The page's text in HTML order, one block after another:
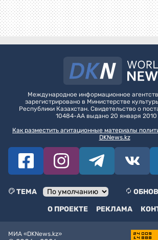
Международное информационное
зарегистрировано в Министерстве
Республики Казахстан. Свидетельство о
10484-АА выдано 20 января 2010
Как разместить агитационные материалы
DKNews.kz
ТЕМА
О ПРОЕКТЕ
РЕКЛАМА
МИА «DKNews.kz»